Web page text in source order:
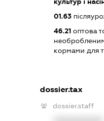
01.63
46.21оптова
кормами для
dossier.tax
dossier.staff